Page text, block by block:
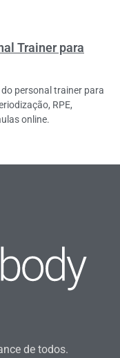
Trainer para
personal trainer para
RPE,
online.
de todos.